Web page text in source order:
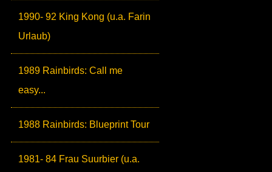
1990- 92 King Kong (u.a. Farin
Urlaub)
1989 Rainbirds: Call me
easy...
1988 Rainbirds: Blueprint Tour
1981- 84 Frau Suurbier (u.a.